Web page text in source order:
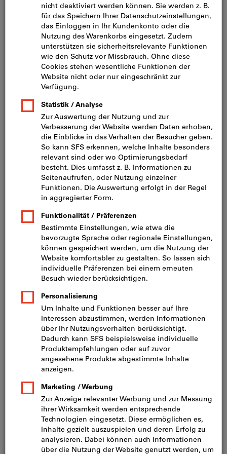
eine Auswahl an Injektionsmörtel.
Injektionsmörtel, auch Verbundmörtel genannt, ist ein
Befestigungsmittel. Es wird zur Verankerung von Gewinde-
oder Ankerstangen verwendet. Dabei wird die Stange mit dem
Mörtel in umgerissenen Beton montiert. Ausserdem werden
Injektionsmörtel beim Treppen- oder Brunnenbau verwendet.
Injektionsmörtel sind sehr einfach zu verwenden und bewirken
eine Befestigung ohne Spreizdruck.
Als erstens wird mit einem Bohrer ein Loch gebohrt, in welches
später die Gewinde- oder Ankerstange befestigt werden soll.
Hier ist zu beachten, dass das Bohrloch
vor der Verwendung
gründlich gereinigt wird. Bevor nun der Mörtel in das
vorgebohrte Loch gespritzt wird, sollte darauf geachtet
werden, dass der Mörtel beim Auspressen eine gleichmässige
Färbung aufweist. Ist die Färbung ungleichmässig, muss der
Injektionsmörtel mit einem Statikmischer vermischt werden. Ist
der Mörtel gleichmässig in seiner Färbung, kann er seine
Soll eine Gewinde- oder Ankerstange in einHohlmauerwerk
eingearbeitet werden, muss eine Siebhülse eingesetzt werden.
Die Siebhülsen bestehen aus Kunststoff oder Metall.
Kunststoffsiebhülsen haben eine feste Grösse.
die Hülse die richtige Grösse wird sie nun in das Bohrloch
eingesetzt. Die Siebhülse verhindert, dass der Mörtel durch die
Hohlräume entweicht.
Sind alle Vorarbeiten erledigt, kann der Injektionsmörtel in das
Bohrloch eingeführt werden. Nun wird das Bohrloch von
hinten nach vorne langsam mit Mörtel gefüllt. Das Bohrloch
nicht komplett bis zum Anschlaggefüllt werden, da die
Stange noch eingedreht werden muss. Anschliessend wird die
Stange in den Mörtel eingedreht
Stange nicht in das Loch gestossen, sondern eingedreht wird.
So wird der Mörtel gleichmässig in das Gewinde eingearbeitet
und die Stange ist noch besser verankert. Es ist zu beachten,
Mörtel komplett ausgehärtetsein muss, bevor
weitergearbeitet wird. Wie lange ein Mörtel zum Trocknen
braucht, ist jeweils den Artikelbeschreibungen zu entnehmen.